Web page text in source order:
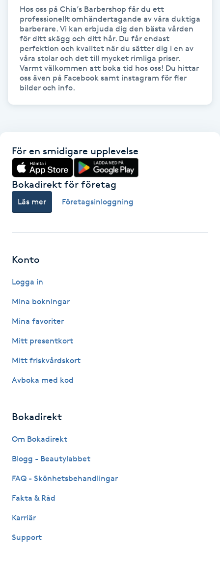
Hudvård
Hyaluronsyra
Hyperhidros
Hypnos
Hårbottenbehandling
Hårförlängning
Hårvård
Idrottsmassage
IPL
IPL hårborttagning
Katun fransar
Hos oss på Chia’s Barbershop får du ett
professionellt omhändertagande av våra duktiga
barberare. Vi kan erbjuda dig den bästa vården
för ditt skägg och ditt hår. Du får endast
perfektion och kvalitet när du sätter dig i en av
våra stolar och det till mycket rimliga priser.
Varmt välkommen att boka tid hos oss! Du hittar
oss även på Facebook samt instagram för fler
bilder och info.
För en smidigare upplevelse
Bokadirekt för företag
Läs mer Företagsinloggning
Konto
Logga in
Mina bokningar
Mina favoriter
Mitt presentkort
Mitt friskvårdskort
Avboka med kod
Bokadirekt
Om Bokadirekt
Blogg - Beautylabbet
FAQ - Skönhetsbehandlingar
Fakta & Råd
Karriär
Support